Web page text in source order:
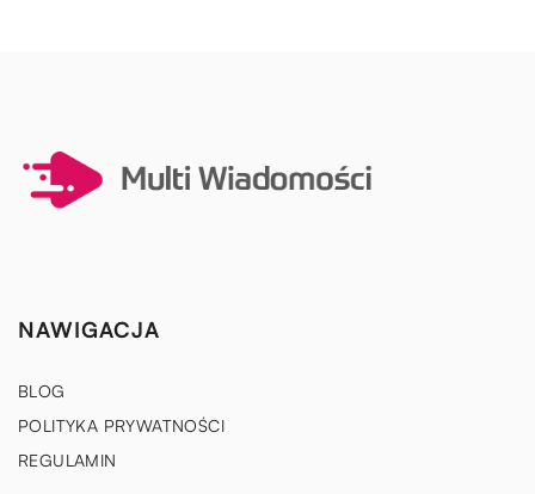
NAWIGACJA
BLOG
POLITYKA PRYWATNOŚCI
REGULAMIN